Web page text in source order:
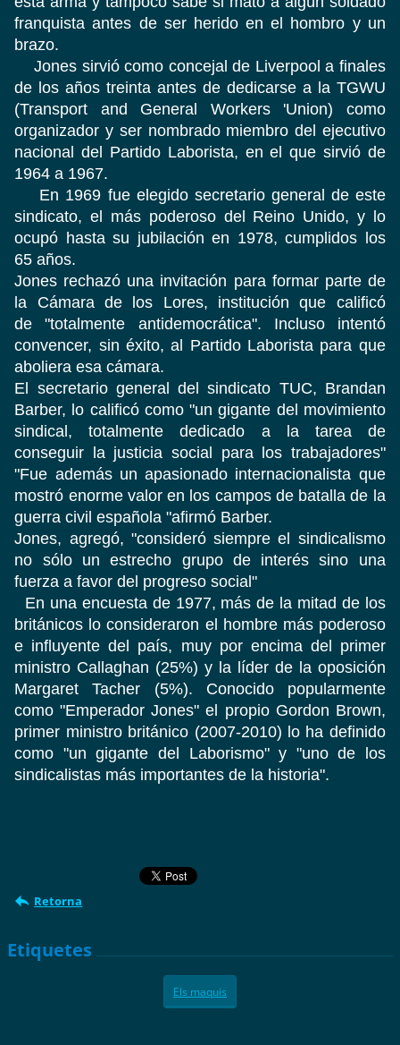
franquista antes de ser herido en el hombro y un
brazo.
Jones sirvió como concejal de Liverpool a finales
de los años treinta antes de dedicarse a la TGWU
(Transport and General Workers 'Union) como
organizador y ser nombrado miembro del ejecutivo
nacional del Partido Laborista, en el que sirvió de
1964 a 1967.
En 1969 fue elegido secretario general de este
sindicato, el más poderoso del Reino Unido, y lo
ocupó hasta su jubilación en 1978, cumplidos los
65 años.
Jones rechazó una invitación para formar parte de
la Cámara de los Lores, institución que calificó
de "totalmente antidemocrática". Incluso intentó
convencer, sin éxito, al Partido Laborista para que
aboliera esa cámara.
El secretario general del sindicato TUC, Brandan
Barber, lo calificó como "un gigante del movimiento
sindical, totalmente dedicado a la tarea de
conseguir la justicia social para los trabajadores"
"Fue además un apasionado internacionalista que
mostró enorme valor en los campos de batalla de la
guerra civil española "afirmó Barber.
Jones, agregó, "consideró siempre el sindicalismo
no sólo un estrecho grupo de interés sino una
fuerza a favor del progreso social"
En una encuesta de 1977, más de la mitad de los
británicos lo consideraron el hombre más poderoso
e influyente del país, muy por encima del primer
ministro Callaghan (25%) y la líder de la oposición
Margaret Tacher (5%). Conocido popularmente
como "Emperador Jones" el propio Gordon Brown,
primer ministro británico (2007-2010) lo ha definido
como "un gigante del Laborismo" y "uno de los
sindicalistas más importantes de la historia".
Retorna
Etiquetes
Els maquis